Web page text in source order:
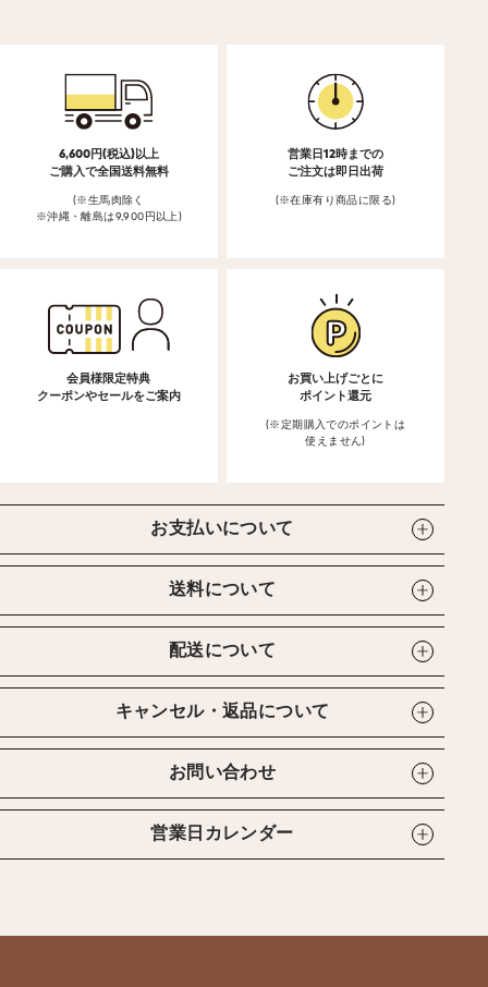
6,600円(税込)以上
ご購入で全国送料無料
(※生馬肉除く
※沖縄・離島は9,900円以上)
営業日12時までの
ご注文は即日出荷
(※在庫有り商品に限る)
会員様限定特典
クーポンやセールをご案内
お買い上げごとに
ポイント還元
(※定期購入でのポイントは
使えません)
お支払いについて
送料について
配送について
キャンセル・返品について
お問い合わせ
営業日カレンダー